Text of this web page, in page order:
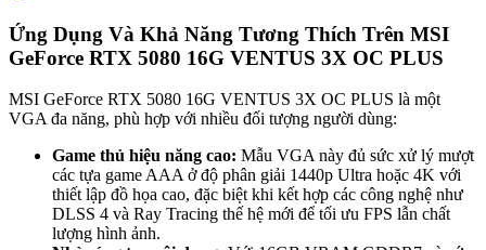
Ứng Dụng Và Khả Năng Tương Thích Trên MSI
GeForce RTX 5080 16G VENTUS 3X OC PLUS
MSI GeForce RTX 5080 16G VENTUS 3X OC PLUS là một
VGA đa năng, phù hợp với nhiều đối tượng người dùng:
Game thủ hiệu năng cao: Mẫu VGA này đủ sức xử lý mượt
các tựa game AAA ở độ phân giải 1440p Ultra hoặc 4K với
thiết lập đồ họa cao, đặc biệt khi kết hợp các công nghệ như
DLSS 4 và Ray Tracing thế hệ mới để tối ưu FPS lẫn chất
lượng hình ảnh.